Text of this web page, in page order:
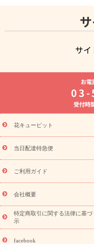
サ
よく贈られる花
お
8月の誕生花(トルコキ
お供え・お悔
通夜
ーブドフラワー
季節の
特集
お盆 花（新盆・初盆
盆・初盆）
お盆 花（新
フト
お盆・お供え プリ
レゼント特集
夏の花贈
敬老の日におくる花ギ
花ギフト・プレゼント特集
老の日 花鉢植えのギフト
フト・プレゼント特集
ペーン
映画『ウォータ
「きょう誕生日なんで
誕生日フラワーギフト
お電
03-
受付時
花キューピット
当日配達特急便
ご利用ガイド
会社概要
特定商取引に関する法律に基づ
示
facebook